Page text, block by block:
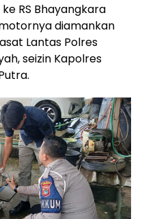
RS Bhayangkara
diamankan
Lantas Polres
seizin Kapolres